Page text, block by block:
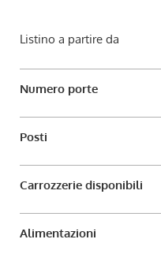
Listino a partire da
Numero porte
Posti
Carrozzerie disponibili
Alimentazioni